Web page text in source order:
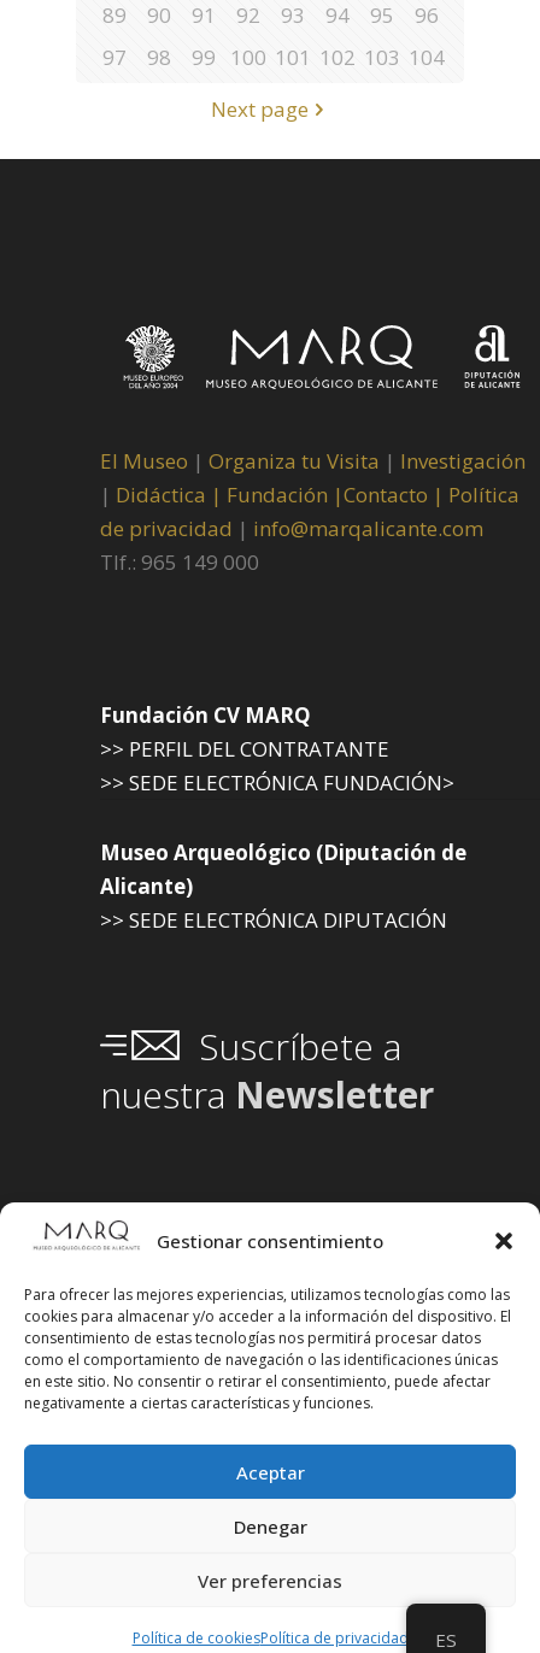
Gestionar consentimiento
Para ofrecer las mejores experiencias, utilizamos tecnologías como las
cookies para almacenar y/o acceder a la información del dispositivo. El
consentimiento de estas tecnologías nos permitirá procesar datos
como el comportamiento de navegación o las identificaciones únicas
en este sitio. No consentir o retirar el consentimiento, puede afectar
negativamente a ciertas características y funciones.
Aceptar
Denegar
Ver preferencias
Política de cookiesPolítica de privacidad
89
90 91 92 93 94 95
96
97
98 99 100 101 102 103 104
Next page
El Museo | Organiza tu Visita | Investigación
| Didáctica | Fundación |Contacto | Política
de privacidad | info@marqalicante.com
Tlf.: 965 149 000
Fundación CV MARQ
>> PERFIL DEL CONTRATANTE
>> SEDE ELECTRÓNICA FUNDACIÓN>
Museo Arqueológico (Diputación de
Alicante)
>> SEDE ELECTRÓNICA DIPUTACIÓN
Suscríbete a
nuestra Newsletter
Síguenos en redes sociales
ES